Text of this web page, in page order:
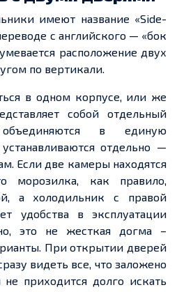
имеют название «Side-
с английского — «бок
расположение двух
по вертикали.
в одном корпусе, или же
собой отдельный
в единую
отдельно —
Если две камеры находятся
морозилка, как правило,
а холодильник с правой
удобства в эксплуатации
это не жесткая догма –
При открытии дверей
видеть все, что заложено
приходится долго искать